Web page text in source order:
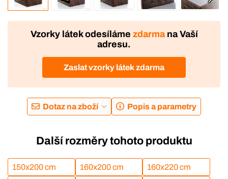
DOPRAVA ZDARMA
Vzorky látek odesíláme zdarmana Vaší
adresu.
Zaslat vzorky látek zdarma
Dotaz na zboží Popis a parametry
Další rozměry tohoto produktu
150x200 cm 160x200 cm 160x220 cm